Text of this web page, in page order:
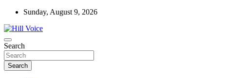
Skip
content
Sunday, August 9, 2026
Hill Voice
न्यूज़ पोर्टल
Search
Search